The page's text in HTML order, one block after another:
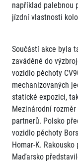
například palebnou
jízdní vlastnosti
Součástí akce byla
zaváděné do
vozidlo pěchoty
mechanizovaných
statické expozici,
Mezinárodní
partnerů. Polsko
vozidlo pěchoty
Homar-K.
Maďarsko